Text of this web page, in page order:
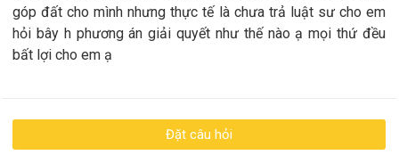
góp đất cho mình nhưng thực tế là chưa trả luật sư cho em
hỏi bây h phương án giải quyết như thế nào ạ mọi thứ đều
bất lợi cho em ạ
Đặt câu hỏi